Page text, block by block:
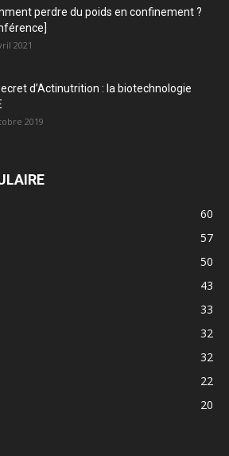
perdre du poids en confinement ?
2021
d’Actinutrition : la biotechnologie
2019
60
57
50
43
33
32
32
22
20